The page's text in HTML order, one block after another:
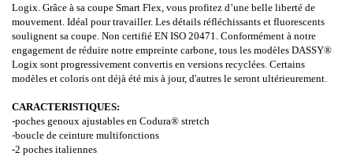
Logix. Grâce à sa coupe Smart Flex, vous profitez d’une belle liberté de
mouvement. Idéal pour travailler. Les détails réfléchissants et fluorescents
soulignent sa coupe. Non certifié EN ISO 20471. Conformément à notre
engagement de réduire notre empreinte carbone, tous les modèles DASSY®
Logix sont progressivement convertis en versions recyclées. Certains
modèles et coloris ont déjà été mis à jour, d'autres le seront ultérieurement.
CARACTERISTIQUES:
-poches genoux ajustables en Codura® stretch
-boucle de ceinture multifonctions
-2 poches italiennes